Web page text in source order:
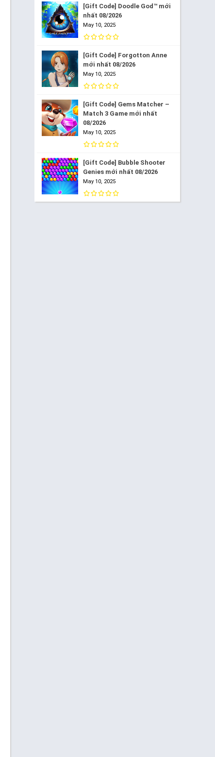
[Gift Code] Doodle God™ mới
nhất 08/2026
May 10, 2025
[Gift Code] Forgotton Anne
mới nhất 08/2026
May 10, 2025
[Gift Code] Gems Matcher –
Match 3 Game mới nhất
08/2026
May 10, 2025
[Gift Code] Bubble Shooter
Genies mới nhất 08/2026
May 10, 2025